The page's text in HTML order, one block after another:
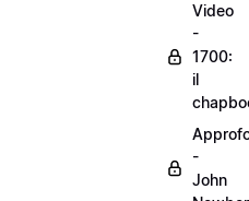
Video
-
1700:
il
-
John